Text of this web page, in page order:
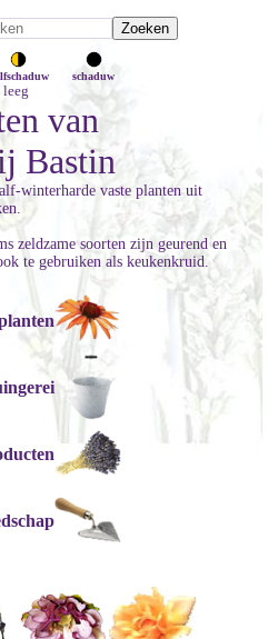
schaduw
van
Bastin
winterharde vaste planten uit
zeldzame soorten zijn geurend en
te gebruiken als keukenkruid.